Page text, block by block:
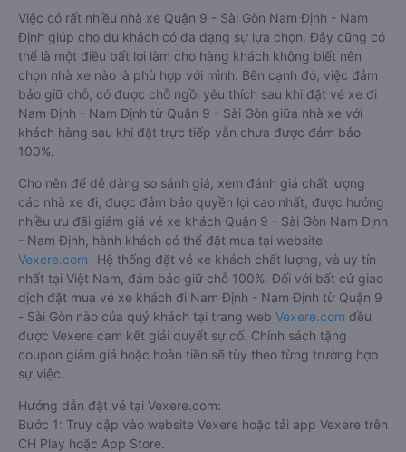
Việc có rất nhiều nhà xe Quận 9 - Sài Gòn Nam Định - Nam
Định giúp cho du khách có đa dạng sự lựa chọn. Đây cũng có
thể là một điều bất lợi làm cho hàng khách không biết nên
chọn nhà xe nào là phù hợp với mình. Bên cạnh đó, việc đảm
bảo giữ chỗ, có được chỗ ngồi yêu thích sau khi đặt vé xe đi
Nam Định - Nam Định từ Quận 9 - Sài Gòn giữa nhà xe với
khách hàng sau khi đặt trực tiếp vẫn chưa được đảm bảo
100%.
Cho nên để dễ dàng so sánh giá, xem đánh giá chất lượng
các nhà xe đi, được đảm bảo quyền lợi cao nhất, được hưởng
nhiều ưu đãi giảm giá vé xe khách Quận 9 - Sài Gòn Nam Định
- Nam Định, hành khách có thể đặt mua tại website
Vexere.com- Hệ thống đặt vé xe khách chất lượng, và uy tín
nhất tại Việt Nam, đảm bảo giữ chỗ 100%. Đối với bất cứ giao
dịch đặt mua vé xe khách đi Nam Định - Nam Định từ Quận 9
- Sài Gòn nào của quý khách tại trang web Vexere.com đều
được Vexere cam kết giải quyết sự cố. Chính sách tặng
coupon giảm giá hoặc hoàn tiền sẽ tùy theo từng trường hợp
sự việc.
Hướng dẫn đặt vé tại Vexere.com:
Bước 1: Truy cập vào website Vexere hoặc tải app Vexere trên
CH Play hoặc App Store.